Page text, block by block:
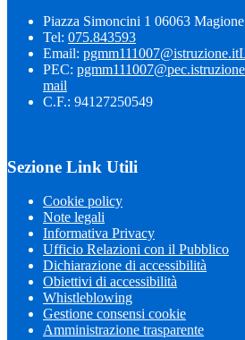
Piazza Simoncini 1 06063
Tel: 075.843593
Email: pgmm111007@istruzione.it
PEC:
mail
C.F.: 94127250549
Sezione Link Utili
Cookie policy
Note legali
Informativa Privacy
Ufficio Relazioni con il Pubblico
Dichiarazione di accessibilità
Obiettivi di accessibilità
Whistleblowing
Gestione consensi cookie
Amministrazione trasparente